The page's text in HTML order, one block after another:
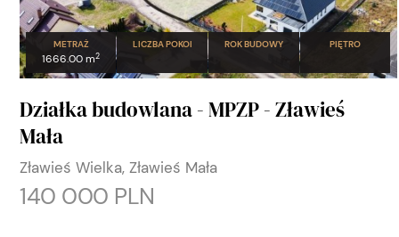
METRAŻ
1666.00 m2
LICZBA POKOI ROK BUDOWY PIĘTRO
Działka budowlana - MPZP - Zławieś
Mała
Zławieś Wielka, Zławieś Mała
140 000 PLN